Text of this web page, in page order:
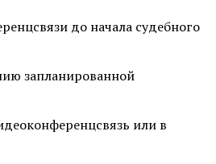
до начала судебного
запланированной
или в